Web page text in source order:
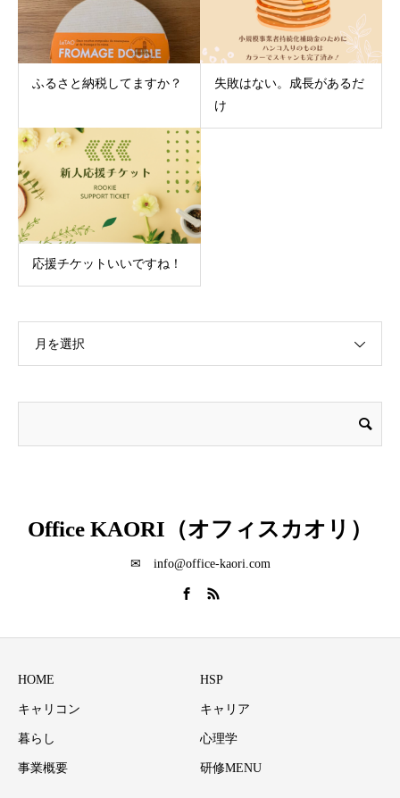
ふるさと納税してますか？
失敗はない。成長があるだ
け
応援チケットいいですね！
月を選択
Office KAORI（オフィスカオリ）
✉ info@office-kaori.com
HOME HSP
キャリコン キャリア
暮らし 心理学
事業概要 研修MENU